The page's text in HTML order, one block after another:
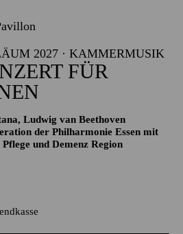
2027 · KAMMERMUSIK
FÜR
Ludwig van Beethoven
der Philharmonie Essen mit
und Demenz Region